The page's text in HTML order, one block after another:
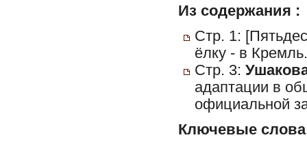
Из содержания :
Стр. 1:
ёлку - в Кремль.
Стр. 3:
адаптации в
официальной
Ключевые слова